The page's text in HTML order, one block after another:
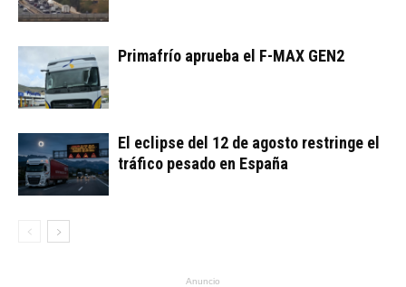
Primafrío aprueba el F-MAX GEN2
El eclipse del 12 de agosto restringe el
tráfico pesado en España
Anuncio